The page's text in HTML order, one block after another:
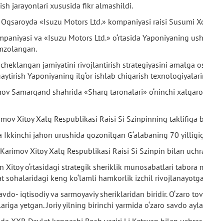
jarayonlari xususida fikr almashildi.
«Isuzu Motors Ltd.» kompaniyasi raisi Susumi
va «Isuzu Motors Ltd.» o‘rtasida Yaponiyaning
cheklangan jamiyatini rivojlantirish strategiyasini amalga
Yaponiyaning ilg‘or ishlab chiqarish
Samarqand shahrida «Sharq taronalari» o‘ninchi
Xitoy Xalq Respublikasi Raisi Si Szinpinning taklifiga
Ikkinchi jahon urushida qozonilgan G‘alabaning 70
Xitoy Xalq Respublikasi Raisi Si Szinpin bilan
Xitoy o‘rtasidagi strategik sheriklik munosabatlari
sohalaridagi keng ko‘lamli hamkorlik izchil
iqtisodiy va sarmoyaviy sheriklaridan biridir. O‘zaro
yetgan. Joriy yilning birinchi yarmida o‘zaro savdo